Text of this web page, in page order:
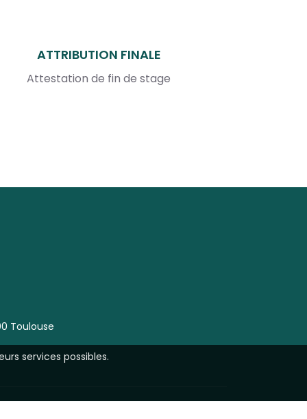
ATTRIBUTION FINALE
Attestation de fin de stage
Toulouse
services possibles.